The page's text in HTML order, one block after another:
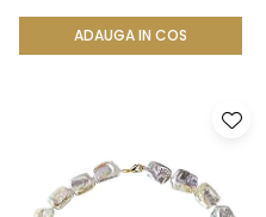
ADAUGA IN COS